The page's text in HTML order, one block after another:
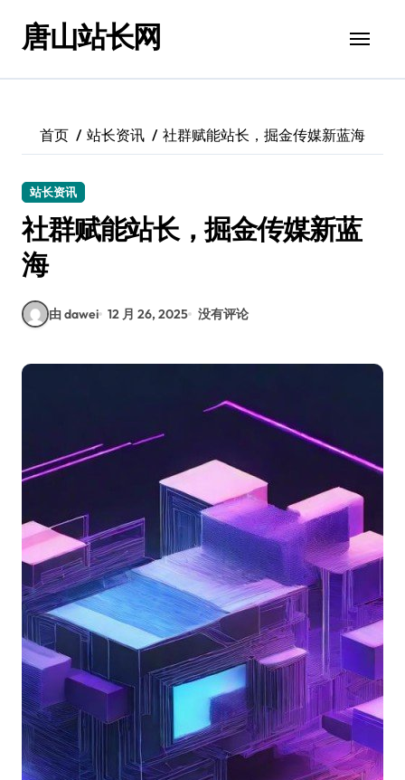
唐山站长网
首页 站长资讯 社群赋能站长，掘金传媒新蓝海
站长资讯
社群赋能站长，掘金传媒新蓝
海
由 dawei 12 月 26, 2025 没有评论